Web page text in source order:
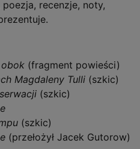
recenzje, noty,
(fragment powieści)
Magdaleny Tulli (szkic)
(szkic)
(szkic)
(przełożył Jacek Gutorow)